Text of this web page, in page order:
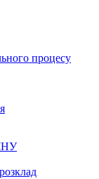
процесу